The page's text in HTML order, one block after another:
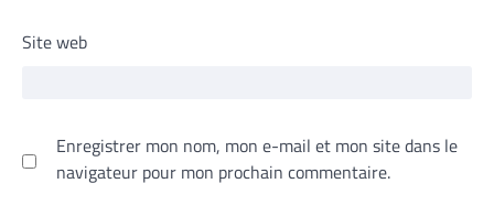
Site web
Enregistrer mon nom, mon e-mail et mon site dans le
navigateur pour mon prochain commentaire.